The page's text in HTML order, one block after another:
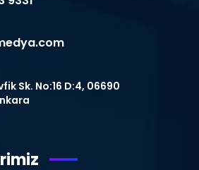
Sk. No:16 D:4, 06690